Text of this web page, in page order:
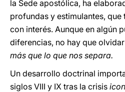
la Sede apostólica, ha
profundas y estimulantes,
con interés. Aunque en algún
diferencias, no hay que
más que lo que nos separa.
Un desarrollo doctrinal
siglos VIII y IX tras la crisis